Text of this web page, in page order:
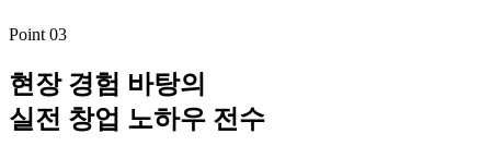
Point 03
현장 경험 바탕의
실전 창업 노하우 전수